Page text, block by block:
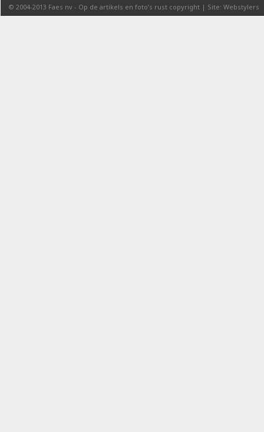
© 2004-2013 Faes nv - Op de artikels en foto’s rust copyright | Site: Webstylers